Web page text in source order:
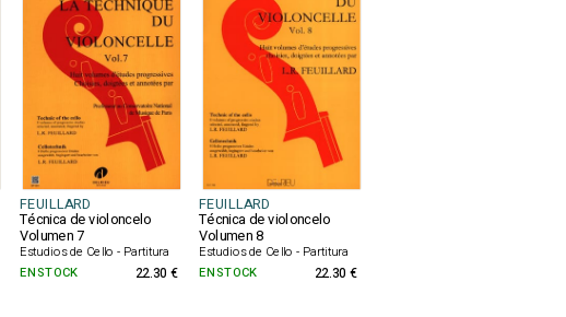
FEUILLARD FEUILLARD
Técnica de violoncelo
Volumen 7
Estudios de Cello - Partitura
Técnica de violoncelo
Volumen 8
Estudios de Cello - Partitura
EN STOCK 22.30 € EN STOCK 22.30 €